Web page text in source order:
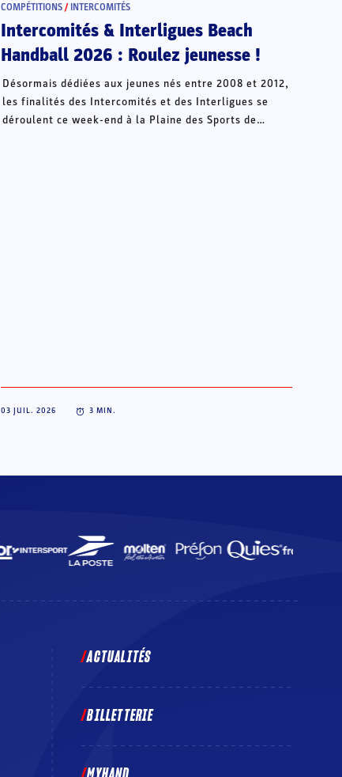
COMPÉTITIONS / INTERCOMITÉS
Intercomités & Interligues Beach
Handball 2026 : Roulez jeunesse !
Désormais dédiées aux jeunes nés entre 2008 et 2012,
les finalités des Intercomités et des Interligues se
déroulent ce week-end à la Plaine des Sports de
03 JUIL. 2026 3 MIN.
ACTUALITÉS
BILLETTERIE